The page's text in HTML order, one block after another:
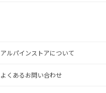
アルパインストアについて
よくあるお問い合わせ